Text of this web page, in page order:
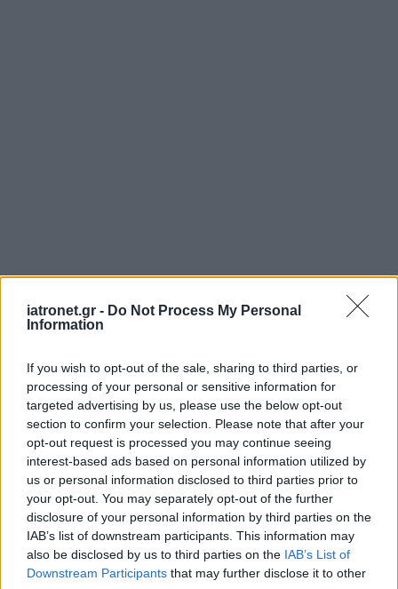
iatronet.gr - Do Not Process My Personal
Information
If you wish to opt-out of the sale, sharing to third parties, or
processing of your personal or sensitive information for
targeted advertising by us, please use the below opt-out
section to confirm your selection. Please note that after your
opt-out request is processed you may continue seeing
interest-based ads based on personal information utilized by
us or personal information disclosed to third parties prior to
your opt-out. You may separately opt-out of the further
disclosure of your personal information by third parties on the
IAB’s list of downstream participants. This information may
also be disclosed by us to third parties on the IAB’s List of
Downstream Participants that may further disclose it to other